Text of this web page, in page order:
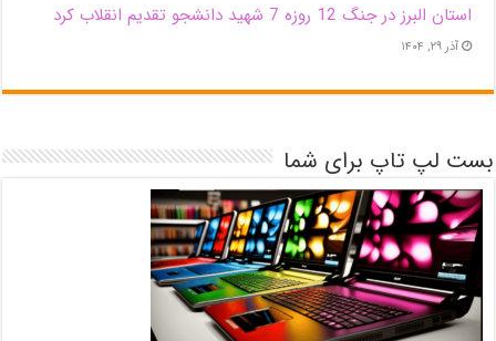
استان البرز در جنگ 12 روزه 7 شهید دانشجو تقدیم انقلاب کرد
آذر ۲۹, ۱۴۰۴
بست لپ تاپ برای شما